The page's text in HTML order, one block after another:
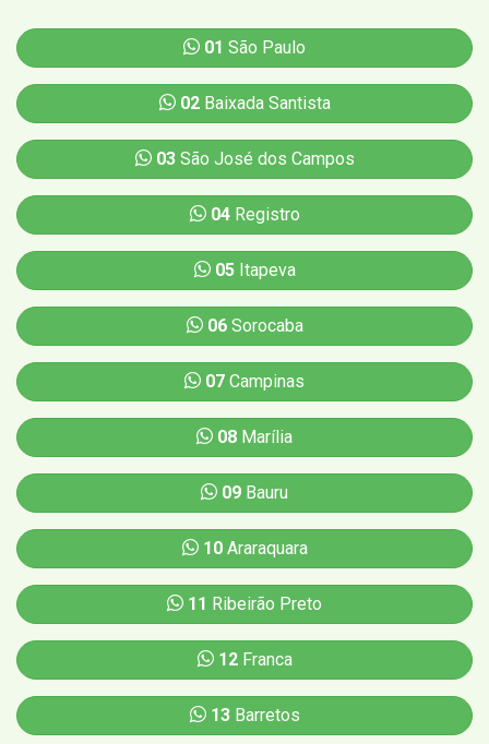
01 São Paulo
02Baixada Santista
03São José dos Campos
04Registro
05Itapeva
06Sorocaba
07 Campinas
08 Marília
09 Bauru
10Araraquara
11 Ribeirão Preto
12Franca
13Barretos